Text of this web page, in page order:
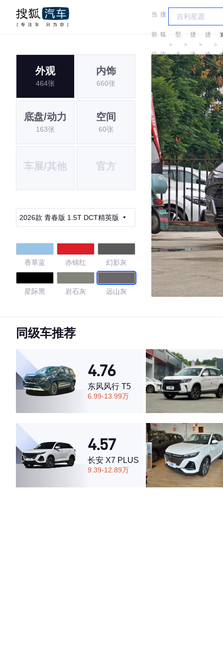
当
前
位
置:
搜
狐
汽
车
＞
车
型
大
全
＞
捷
途
＞
捷
途
＞
外观
464张
内饰
660张
底盘/动力
163张
空间
60张
车展/其他 官方
2026款 青春版 1.5T DCT精英版
香草蓝 赤锦红 幻影灰
星际黑 岩石灰 远山灰
4.78
·外观表现较为优秀，优于81%同级车
·内饰表现较为优秀，优于69%同级车
·空间表现较为优秀，优于57%同级车
同级车推荐
4.76
东风风行 T5
6.99-13.99万
4.57
长安 X7 PLUS
9.39-12.89万